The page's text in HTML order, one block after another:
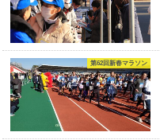
第62回新春マラソン